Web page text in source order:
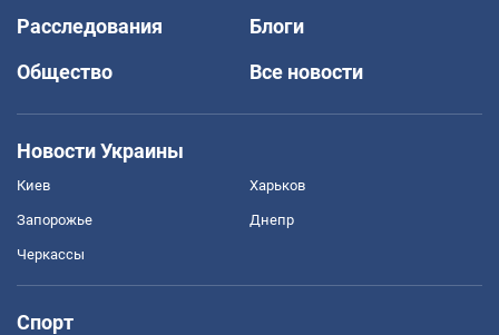
Расследования
Блоги
Общество
Все новости
Новости Украины
Киев Харьков
Запорожье Днепр
Черкассы
Спорт